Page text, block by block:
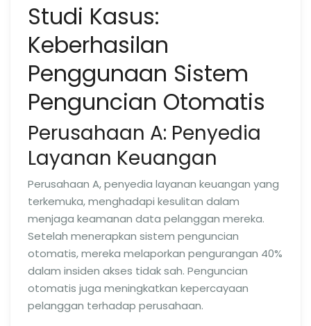
Studi Kasus:
Keberhasilan
Penggunaan Sistem
Penguncian Otomatis
Perusahaan A: Penyedia
Layanan Keuangan
Perusahaan A, penyedia layanan keuangan yang
terkemuka, menghadapi kesulitan dalam
menjaga keamanan data pelanggan mereka.
Setelah menerapkan sistem penguncian
otomatis, mereka melaporkan pengurangan 40%
dalam insiden akses tidak sah. Penguncian
otomatis juga meningkatkan kepercayaan
pelanggan terhadap perusahaan.